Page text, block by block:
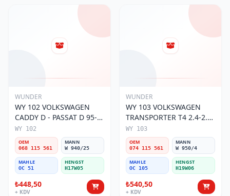
WUNDER
WY 102 VOLKSWAGEN
CADDY D - PASSAT D 95-
01 068 115 561 Yağ
Filtresi
WY 102
OEM
068 115 561
MANN
W 940/25
MAHLE
OC 51
HENGST
H17W05
₺448,50
+ KDV
WUNDER
WY 103 VOLKSWAGEN
TRANSPORTER T4 2.4-2.5
MOTOR 074 115 561 Yağ
Filtresi
WY 103
OEM
074 115 561
MANN
W 950/4
MAHLE
OC 105
HENGST
H19W06
₺540,50
+ KDV